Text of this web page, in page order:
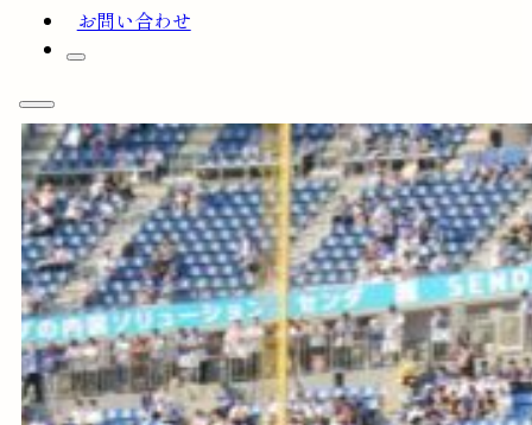
お問い合わせ